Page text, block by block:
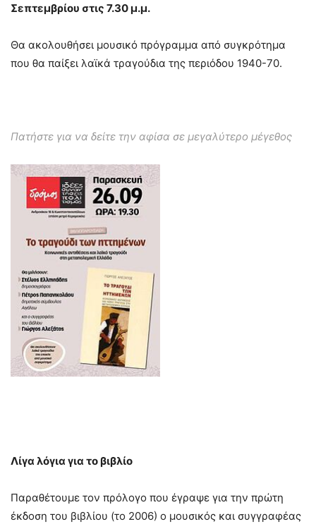
Σεπτεμβρίου στις 7.30 μ.μ.
Θα ακολουθήσει μουσικό πρόγραμμα από συγκρότημα
που θα παίξει λαϊκά τραγούδια της περιόδου 1940-70.
Πατήστε για να δείτε την αφίσα σε μεγαλύτερο μέγεθος
Λίγα λόγια για το βιβλίο
Παραθέτουμε τον πρόλογο που έγραψε για την πρώτη
έκδοση του βιβλίου (το 2006) ο μουσικός και συγγραφέας